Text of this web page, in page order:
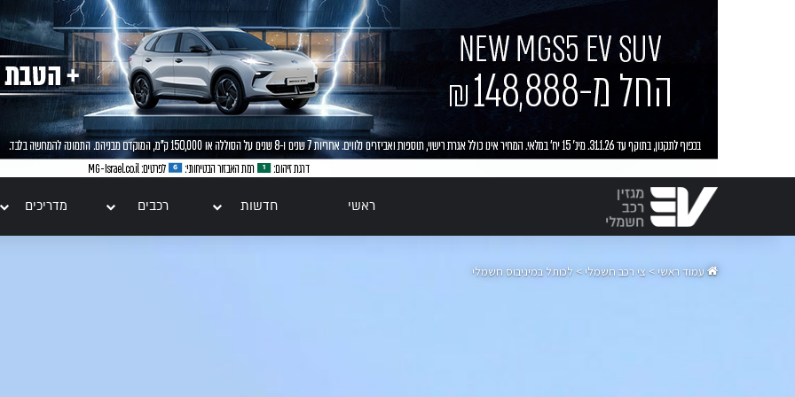
ראשי חדשות רכבים מדריכים
עמוד ראשי> צי רכב חשמלי> לכותל במיניבוס חשמלי